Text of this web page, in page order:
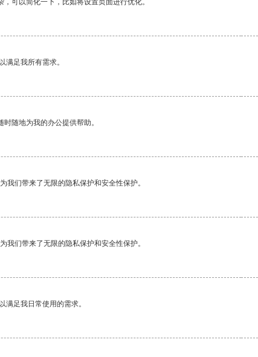
可以简化一下，比如将设置页面进行优化。
满足我所有需求。
随地为我的办公提供帮助。
我们带来了无限的隐私保护和安全性保护。
我们带来了无限的隐私保护和安全性保护。
满足我日常使用的需求。